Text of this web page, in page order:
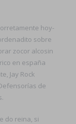
hoy-
sobre
zocor alcosin
en españa
Jay Rock
de
do reina, si